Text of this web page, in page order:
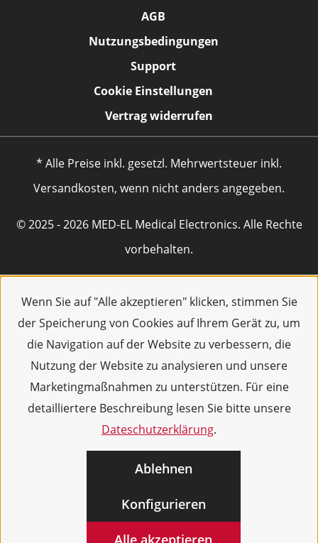
Wenn Sie auf "Alle akzeptieren" klicken, stimmen Sie
der Speicherung von Cookies auf Ihrem Gerät zu, um
die Navigation auf der Website zu verbessern, die
Nutzung der Website zu analysieren und unsere
Marketingmaßnahmen zu unterstützen. Für eine
detailliertere Beschreibung lesen Sie bitte unsere
Dateschutzerklärung.
Ablehnen
Konfigurieren
Alle akzeptieren
AGB
Nutzungsbedingungen
Support
Cookie Einstellungen
Vertrag widerrufen
* Alle Preise inkl. gesetzl. Mehrwertsteuer inkl.
Versandkosten, wenn nicht anders angegeben.
© 2025 - 2026 MED-EL Medical Electronics. Alle Rechte
vorbehalten.